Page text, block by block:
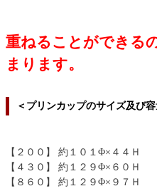
重ねることができる
まります。
＜プリンカップのサイズ及び容
【２００】 約１０１Φ×４４Ｈ
【４３０】 約１２９Φ×６０Ｈ
【８６０】 約１２９Φ×９７Ｈ